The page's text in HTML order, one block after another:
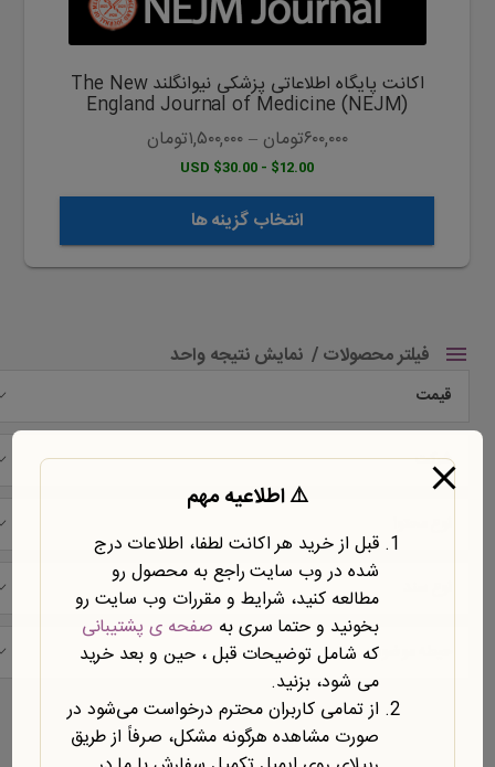
اکانت پایگاه اطلاعاتی پزشکی نیوانگلند The New
England Journal of Medicine (NEJM)
۶۰۰,۰۰۰تومان –۱,۵۰۰,۰۰۰تومان
$12.00 - $30.00 USD
انتخاب گزینه ها
انتخاب
شوند
فیلتر محصولات نمایش نتیجه واحد
قیمت
شرکت
حیطه موضوعی
نمایش یک نتیجه
⚠️ اطلاعیه مهم
قبل از خرید هر اکانت لطفا، اطلاعات درج
شده در وب سایت راجع به محصول رو
مطالعه کنید، شرایط و مقررات وب سایت رو
بخونید و حتما سری به صفحه ی پشتیبانی
که شامل توضیحات قبل ، حین و بعد خرید
می شود، بزنید.
از تمامی کاربران محترم درخواست می‌شود در
صورت مشاهده هرگونه مشکل، صرفاً از طریق